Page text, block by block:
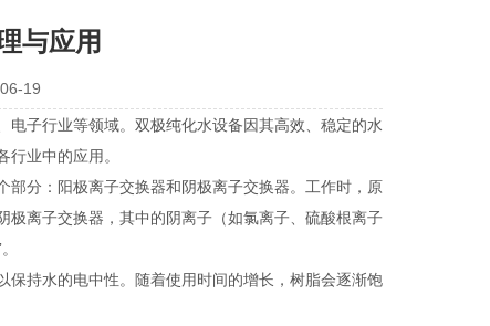
与应用
19
子行业等领域。双极纯化水设备因其高效、稳定的水
业中的应用。
分：阳极离子交换器和阴极离子交换器。工作时，原
离子交换器，其中的阴离子（如氯离子、硫酸根离子
持水的电中性。随着使用时间的增长，树脂会逐渐饱